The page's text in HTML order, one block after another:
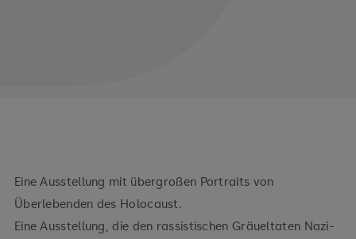
Eine Ausstellung mit übergroßen Portraits von
Überlebenden des Holocaust.
Eine Ausstellung, die den rassistischen Gräueltaten Nazi-